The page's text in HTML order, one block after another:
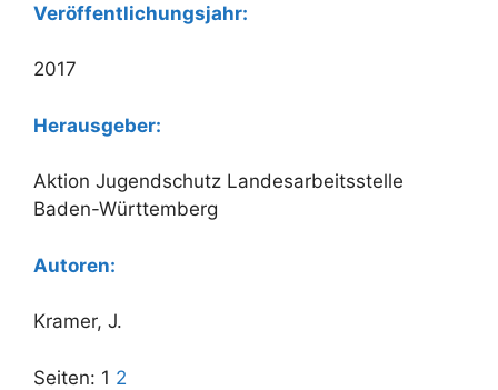
Veröffentlichungsjahr:
2017
Herausgeber:
Aktion Jugendschutz Landesarbeitsstelle
Baden-Württemberg
Autoren:
Kramer, J.
Seiten: 1 2